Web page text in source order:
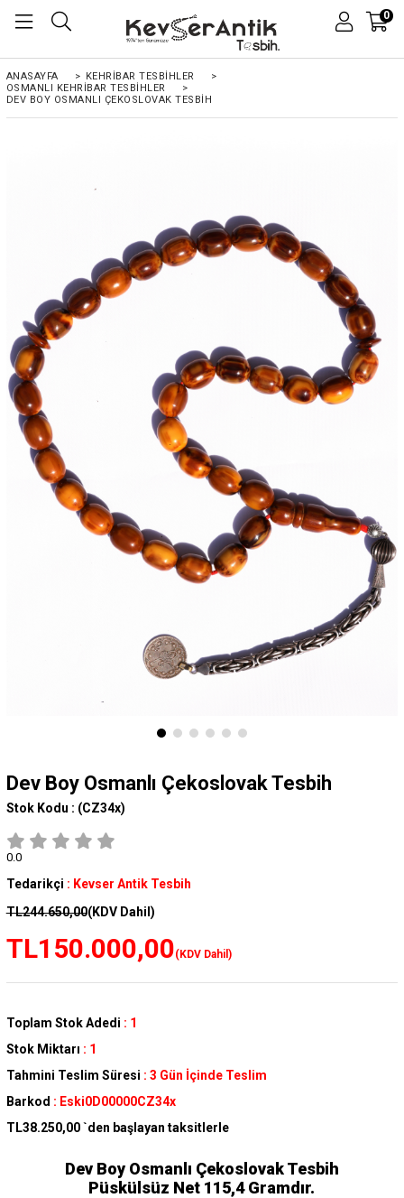
0
ANASAYFA > KEHRIBAR TESBIHLER
>
OSMANLI KEHRİBAR TESBİHLER
>
DEV BOY OSMANLI ÇEKOSLOVAK TESBIH
Dev Boy Osmanlı Çekoslovak Tesbih
Stok Kodu : (CZ34x)
0.0
Tedarikçi : Kevser Antik Tesbih
TL244.650,00(KDV Dahil)
TL150.000,00(KDV Dahil)
Toplam Stok Adedi : 1
Stok Miktarı : 1
Tahmini Teslim Süresi : 3 Gün İçinde Teslim
Barkod : Eski0D00000CZ34x
TL38.250,00 `den başlayan taksitlerle
Dev Boy Osmanlı Çekoslovak Tesbih
Püskülsüz Net 115,4 Gramdır.